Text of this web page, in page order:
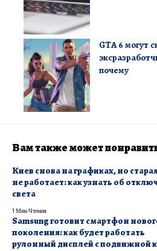
GTA 6 могут
почему
Вам также может
Киев снова на графиках, но
не работает: как узнать об
света
1 Мин Чтения
Samsung готовит смартфон
поколения: как будет работать
рулонный дисплей с подвижной